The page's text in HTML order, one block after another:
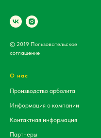
© 2019 Пользовательское
соглашение
О нас
Производство арболита
Информация о компании
Контактная информация
Партнеры